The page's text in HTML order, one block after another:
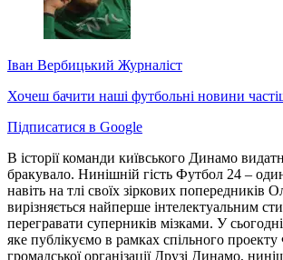
Іван Вербицький Журналіст
Хочеш бачити наші футбольні новини
Підписатися в Google
В історії команди київського Динамо
бракувало. Нинішній гість Футбол 24 –
навіть на тлі своїх зіркових попередників
вирізняється найперше інтелектуальним
перегравати суперників мізками. У
яке публікуємо в рамках спільного
громадської організації Друзі Динамо,